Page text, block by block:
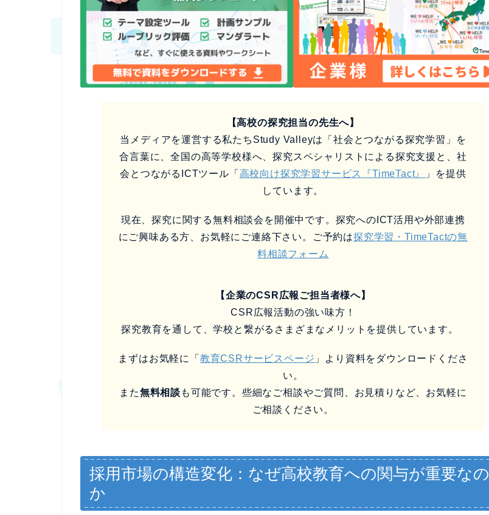
【高校の探究担当の先生へ】
当メディアを運営する私たちStudy Valleyは「社会とつながる探究学習」を
合言葉に、全国の高等学校様へ、探究スペシャリストによる探究支援と、社
会とつながるICTツール「 高校向け探究学習サービス『TimeTact』
」を提供
しています。
現在、探究に関する無料相談会を開催中です。探究へのICT活用や外部連携
にご興味ある方、お気軽にご連絡下さい。ご予約は探究学習・TimeTactの無
料相談フォーム
【企業のCSR広報ご担当者様へ】
CSR広報活動の強い味方！
探究教育を通して、学校と繋がるさまざまなメリットを提供しています。
まずはお気軽に「 教育CSRサービスページ 」より資料をダウンロードくださ
い。
また無料相談 も可能です。些細なご相談やご質問、お見積りなど、お気軽に
ご相談ください。
採用市場の構造変化：なぜ高校教育への関与が重要なの
か